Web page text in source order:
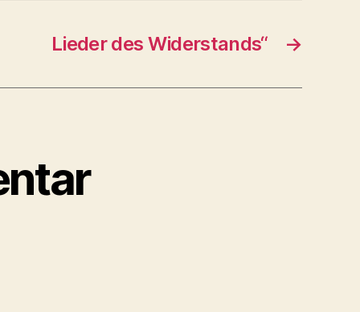
→
Lieder des Widerstands“